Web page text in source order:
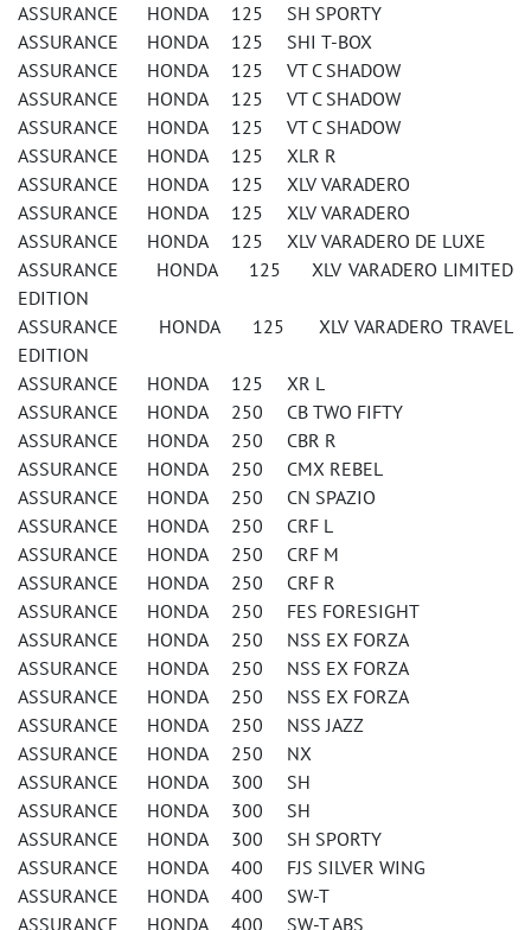
ASSURANCE HONDA 125 SH SPORTY
ASSURANCE HONDA 125 SHI T-BOX
ASSURANCE HONDA 125 VT C SHADOW
ASSURANCE HONDA 125 VT C SHADOW
ASSURANCE HONDA 125 VT C SHADOW
ASSURANCE HONDA 125 XLR R
ASSURANCE HONDA 125 XLV VARADERO
ASSURANCE HONDA 125 XLV VARADERO
ASSURANCE HONDA 125 XLV VARADERO DE LUXE
ASSURANCE HONDA 125 XLV VARADERO LIMITED
EDITION
ASSURANCE HONDA 125 XLV VARADERO TRAVEL
EDITION
ASSURANCE HONDA 125 XR L
ASSURANCE HONDA 250 CB TWO FIFTY
ASSURANCE HONDA 250 CBR R
ASSURANCE HONDA 250 CMX REBEL
ASSURANCE HONDA 250 CN SPAZIO
ASSURANCE HONDA 250 CRF L
ASSURANCE HONDA 250 CRF M
ASSURANCE HONDA 250 CRF R
ASSURANCE HONDA 250 FES FORESIGHT
ASSURANCE HONDA 250 NSS EX FORZA
ASSURANCE HONDA 250 NSS EX FORZA
ASSURANCE HONDA 250 NSS EX FORZA
ASSURANCE HONDA 250 NSS JAZZ
ASSURANCE HONDA 250 NX
ASSURANCE HONDA 300 SH
ASSURANCE HONDA 300 SH
ASSURANCE HONDA 300 SH SPORTY
ASSURANCE HONDA 400 FJS SILVER WING
ASSURANCE HONDA 400 SW-T
ASSURANCE HONDA 400 SW-T ABS